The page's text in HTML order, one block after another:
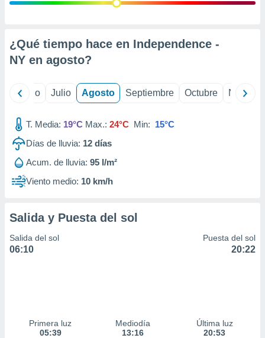
e
mediante
de
1199
¿Qué tiempo hace en Independence -
NY en agosto?
Junio Julio Agosto Septiembre Octubre
T. Media: 19°C Max.: 24°C Min: 15°C
Días de lluvia: 12 días
Acum. de lluvia: 95 l/m²
Viento medio: 10 km/h
Salida y Puesta del sol
Salida del sol
06:10
Puesta del sol
20:22
Primera luz
05:39
Mediodía
13:16
Última luz
20:53